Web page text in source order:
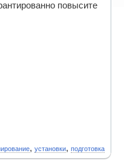
повысите
, установки, подготовка